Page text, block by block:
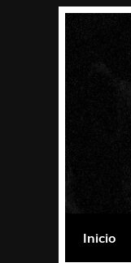
La
Inicio